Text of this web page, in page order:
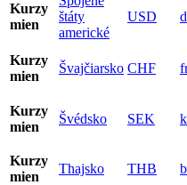
Kurzy
mien
štáty
americké
USD
Kurzy
mien
Švajčiarsko CHF
Kurzy
mien
Švédsko SEK
Kurzy
mien
Thajsko THB